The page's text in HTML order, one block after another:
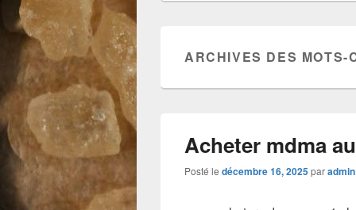
ARCHIVES DES MOTS-
Acheter mdma
Posté le décembre 16, 2025paradmin